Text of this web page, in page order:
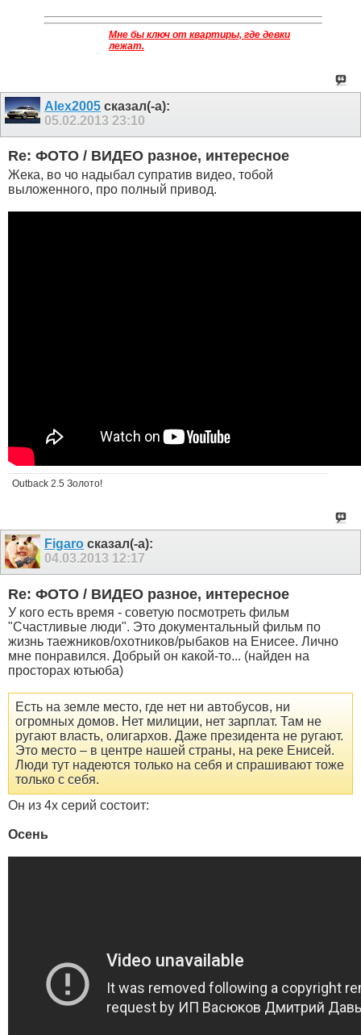
Мне бы ключ от квартиры, где девки
лежат.
Alex2005 сказал(-а):
05.02.2013 23:10
Re: ФОТО / ВИДЕО разное, интересное
Жека, во чо надыбал супратив видео, тобой
выложенного, про полный привод.
Outback 2.5 Золото!
Figaro сказал(-а):
04.03.2013 12:17
Re: ФОТО / ВИДЕО разное, интересное
У кого есть время - советую посмотреть фильм
"Счастливые люди". Это документальный фильм по
жизнь таежников/охотников/рыбаков на Енисее. Лично
мне понравился. Добрый он какой-то... (найден на
просторах ютьюба)
Есть на земле место, где нет ни автобусов, ни
огромных домов. Нет милиции, нет зарплат. Там не
ругают власть, олигархов. Даже президента не ругают.
Это место – в центре нашей страны, на реке Енисей.
Люди тут надеются только на себя и спрашивают тоже
только с себя.
Он из 4х серий состоит:
Осень